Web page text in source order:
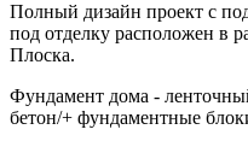
Полный дизайн проект с
под отделку расположен в
Плоска.
Фундамент дома -
бетон/+ фундаментные